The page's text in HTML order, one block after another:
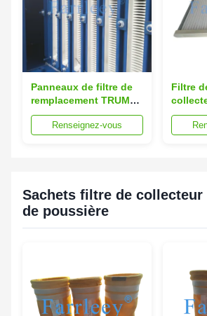
Panneaux de filtre de
remplacement TRUMPF
professionnels
Solution de filtration
Renseignez-vous
Filtre
Sachets filtre de collecteur
de poussière